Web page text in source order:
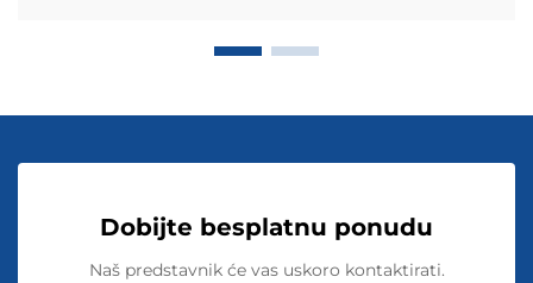
Dobijte besplatnu ponudu
Naš predstavnik će vas uskoro kontaktirati.